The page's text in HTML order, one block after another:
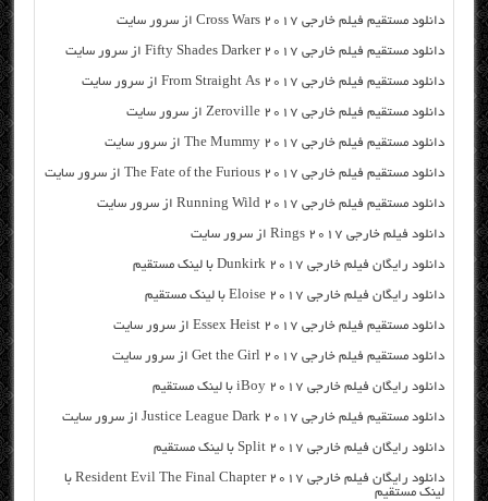
دانلود مستقیم فیلم خارجی Cross Wars 2017 از سرور سایت
دانلود مستقیم فیلم خارجی Fifty Shades Darker 2017 از سرور سایت
دانلود مستقیم فیلم خارجی From Straight As 2017 از سرور سایت
دانلود مستقیم فیلم خارجی Zeroville 2017 از سرور سایت
دانلود مستقیم فیلم خارجی The Mummy 2017 از سرور سایت
دانلود مستقیم فیلم خارجی The Fate of the Furious 2017 از سرور سایت
دانلود مستقیم فیلم خارجی Running Wild 2017 از سرور سایت
دانلود فیلم خارجی Rings 2017 از سرور سایت
دانلود رایگان فیلم خارجی Dunkirk 2017 با لینک مستقیم
دانلود رایگان فیلم خارجی Eloise 2017 با لینک مستقیم
دانلود مستقیم فیلم خارجی Essex Heist 2017 از سرور سایت
دانلود مستقیم فیلم خارجی Get the Girl 2017 از سرور سایت
دانلود رایگان فیلم خارجی iBoy 2017 با لینک مستقیم
دانلود مستقیم فیلم خارجی Justice League Dark 2017 از سرور سایت
دانلود رایگان فیلم خارجی Split 2017 با لینک مستقیم
دانلود رایگان فیلم خارجی Resident Evil The Final Chapter 2017 با
لینک مستقیم